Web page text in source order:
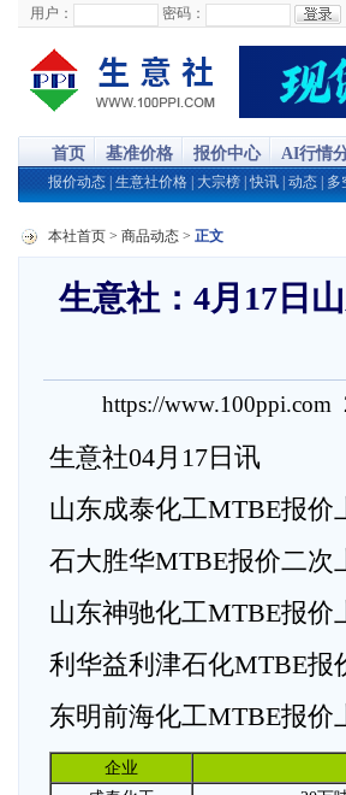
用户： 密码：
首页 基准价格 报价中心 AI行情
报价动态 生意社价格 大宗榜 |快讯 动态 多
本社首页 > 商品动态 > 正文
生意社：4月17日
https://
生意社04月17日讯
山东成泰化工MTBE报价
石大胜华MTBE报价二次
山东神驰化工MTBE报价
利华益利津石化MTBE报
东明前海化工MTBE报价
企业